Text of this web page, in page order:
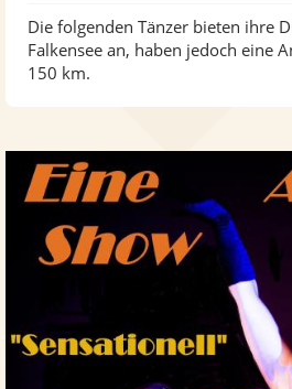
Die folgenden Tänzer bieten ihre
Falkensee an, haben jedoch eine
150 km.